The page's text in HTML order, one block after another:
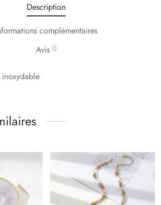
Description
complémentaires
Avis 0